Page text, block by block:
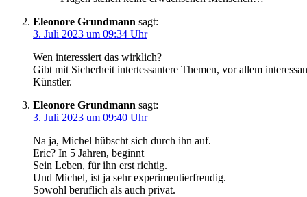
Eleonore Grundmann sagt:
3. Juli 2023 um 09:34 Uhr
Wen interessiert das wirklich?
Gibt mit Sicherheit intertessantere Themen, vor allem
Künstler.
Eleonore Grundmann sagt:
3. Juli 2023 um 09:40 Uhr
Na ja, Michel hübscht sich durch ihn auf.
Eric? In 5 Jahren, beginnt
Sein Leben, für ihn erst richtig.
Und Michel, ist ja sehr experimentierfreudig.
Sowohl beruflich als auch privat.